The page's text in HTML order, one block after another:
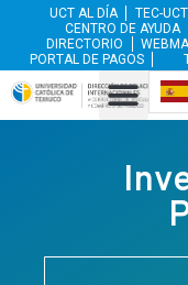
UCT AL DÍA
TEC-UCT
CENTRO DE AYUDA
DIRECTORIO
PORTAL DE PAGOS